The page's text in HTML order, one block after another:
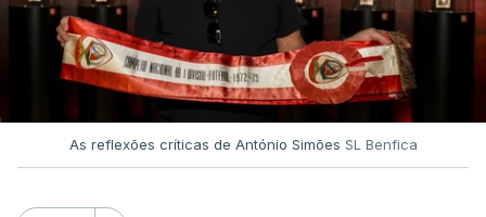
As reflexões críticas de António Simões SL Benfica